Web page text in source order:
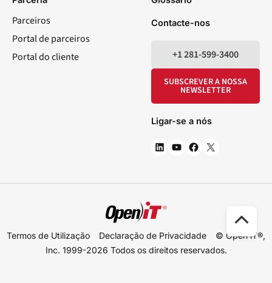
Parceiros
Portal de parceiros
Portal do cliente
Contacte-nos
+1 281-599-3400
SUBSCREVER A NOSSA
NEWSLETTER
Ligar-se a nós
Termos de Utilização Declaração de Privacidade
© Open iT®,
Inc. 1999-2026 Todos os direitos reservados.